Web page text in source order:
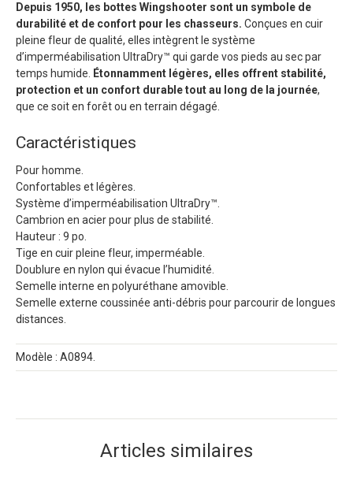
Depuis 1950, les bottes Wingshooter sont un symbole de
durabilité et de confort pour les chasseurs. Conçues en cuir
pleine fleur de qualité, elles intègrent le système
d’imperméabilisation UltraDry™ qui garde vos pieds au sec par
temps humide.
Étonnamment légères, elles offrent stabilité,
protection et un confort durable tout au long de la journée,
que ce soit en forêt ou en terrain dégagé.
Caractéristiques
Pour homme.
Confortables et légères.
Système d’imperméabilisation UltraDry™.
Cambrion en acier pour plus de stabilité.
Hauteur : 9 po.
Tige en cuir pleine fleur, imperméable.
Doublure en nylon qui évacue l’humidité.
Semelle interne en polyuréthane amovible.
Semelle externe coussinée anti-débris pour parcourir de longues
distances.
Modèle : A0894.
Articles similaires